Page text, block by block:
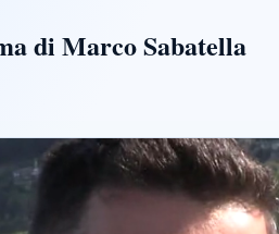
di Marco Sabatella